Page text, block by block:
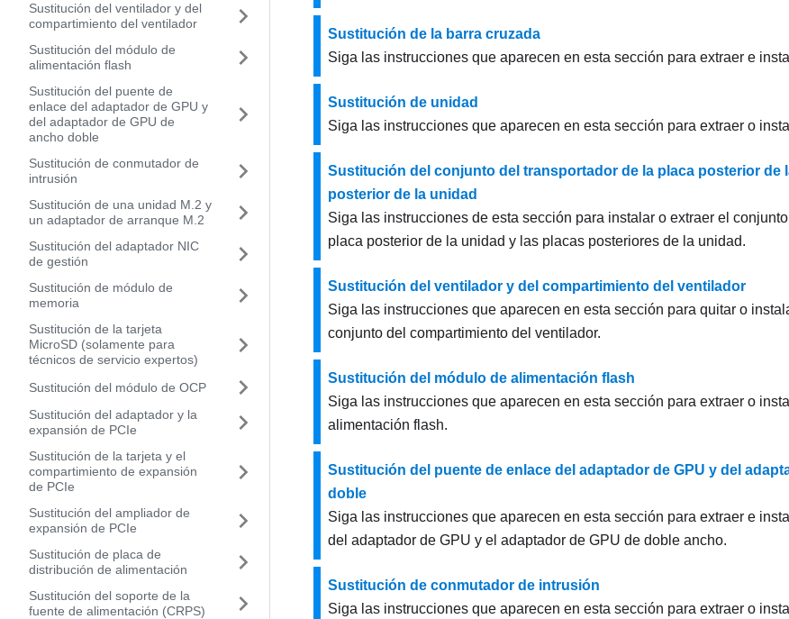
Sustitución del ventilador y del
compartimiento del ventilador
Sustitución del módulo de
alimentación flash
Sustitución del puente de
enlace del adaptador de GPU y
del adaptador de GPU de
ancho doble
Sustitución de conmutador de
intrusión
Sustitución de una unidad M.2 y
un adaptador de arranque M.2
Sustitución del adaptador NIC
de gestión
Sustitución de módulo de
memoria
Sustitución de la tarjeta
MicroSD (solamente para
técnicos de servicio expertos)
Sustitución del módulo de OCP
Sustitución del adaptador y la
expansión de PCIe
Sustitución de la tarjeta y el
compartimiento de expansión
de PCIe
Sustitución del ampliador de
expansión de PCIe
Sustitución de placa de
distribución de alimentación
Sustitución del soporte de la
fuente de alimentación (CRPS)
Sustitución de la barra cruzada
Siga las instrucciones que aparecen en esta sección para extraer e
Sustitución de unidad
Siga las instrucciones que aparecen en esta sección para extraer o
Sustitución del conjunto del transportador de la placa posterior de
posterior de la unidad
Siga las instrucciones de esta sección para instalar o extraer el
placa posterior de la unidad y las placas posteriores de la unidad.
Sustitución del ventilador y del compartimiento del ventilador
Siga las instrucciones que aparecen en esta sección para quitar o
conjunto del compartimiento del ventilador.
Sustitución del módulo de alimentación flash
Siga las instrucciones que aparecen en esta sección para extraer o
alimentación flash.
Sustitución del puente de enlace del adaptador de GPU y del
doble
Siga las instrucciones que aparecen en esta sección para extraer e
del adaptador de GPU y el adaptador de GPU de doble ancho.
Sustitución de conmutador de intrusión
Siga las instrucciones que aparecen en esta sección para extraer o